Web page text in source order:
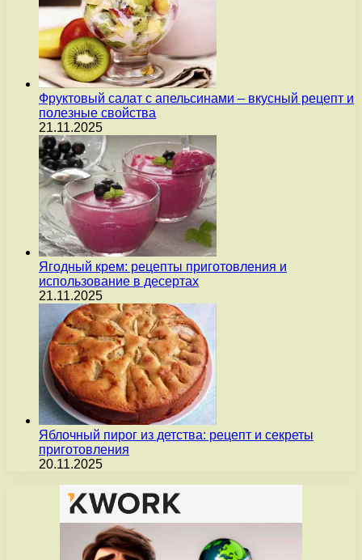
Фруктовый салат с апельсинами – вкусный рецепт и
полезные свойства
21.11.2025
Ягодный крем: рецепты приготовления и
использование в десертах
21.11.2025
Яблочный пирог из детства: рецепт и секреты
приготовления
20.11.2025